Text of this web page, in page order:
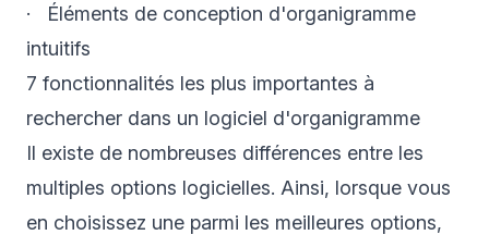
· Éléments de conception d'organigramme
intuitifs
7 fonctionnalités les plus importantes à
rechercher dans un logiciel d'organigramme
Il existe de nombreuses différences entre les
multiples options logicielles. Ainsi, lorsque vous
en choisissez une parmi les meilleures options,